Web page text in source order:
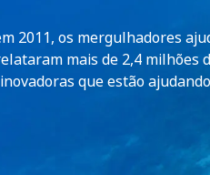
2011, os mergulhadores
mais de 2,4 milhões
que estão